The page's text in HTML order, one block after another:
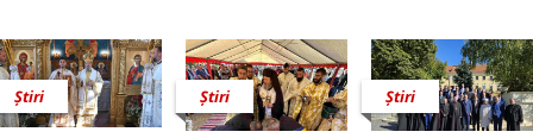
Știri Știri Știri